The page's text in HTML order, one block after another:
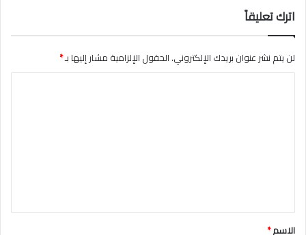
ا
ج
ي
ة
اترك تعليقاً
لن يتم نشر عنوان بريدك الإلكتروني.الحقول الإلزامية مشار إليها بـ*
*
الاسم*